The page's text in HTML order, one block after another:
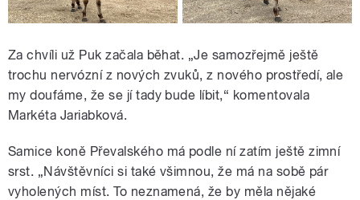
Za chvíli už Puk začala běhat. „Je samozřejmě ještě
trochu nervózní z nových zvuků, z nového prostředí, ale
my doufáme, že se jí tady bude líbit,“ komentovala
Markéta Jariabková.
Samice koně Převalského má podle ní zatím ještě zimní
srst. „Návštěvníci si také všimnou, že má na sobě pár
vyholených míst. To neznamená, že by měla nějaké